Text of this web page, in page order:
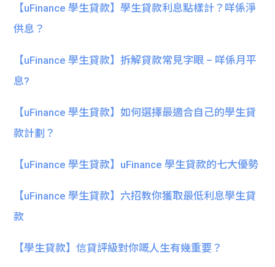
【uFinance 學生貸款】學生貸款利息點樣計？咩係淨
供息？
【uFinance 學生貸款】拆解貸款常見字眼 – 咩係月平
息?
【uFinance 學生貸款】如何選擇最適合自己的學生貸
款計劃？
【uFinance 學生貸款】uFinance 學生貸款的七大優勢
【uFinance 學生貸款】六招教你獲取最低利息學生貸
款
【學生貸款】信貸評級對你嘅人生有幾重要？